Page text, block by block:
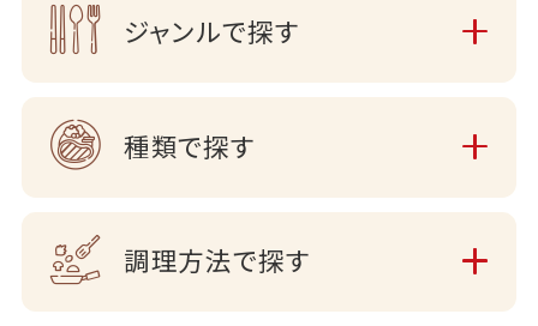
ジャンルで探す
種類で探す
調理方法で探す